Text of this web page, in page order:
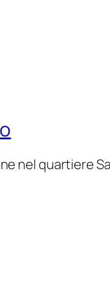
nel quartiere